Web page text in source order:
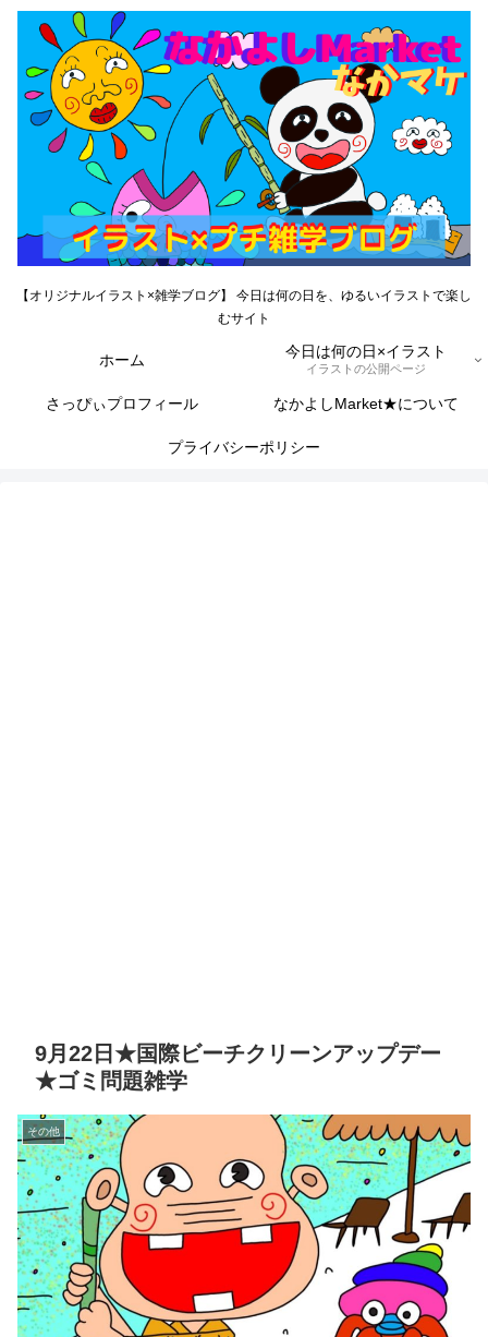
【オリジナルイラスト×雑学ブログ】 今日は何の日を、ゆるいイラストで楽し
むサイト
ホーム 今日は何の日×イラスト
イラストの公開ページ
さっぴぃプロフィール なかよしMarket★について
プライバシーポリシー
9月22日★国際ビーチクリーンアップデー
★ゴミ問題雑学
その他